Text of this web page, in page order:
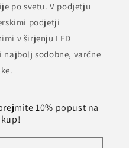
po svetu. V podjetju
podjetji
v širjenju LED
sodobne, varčne
10% popust na